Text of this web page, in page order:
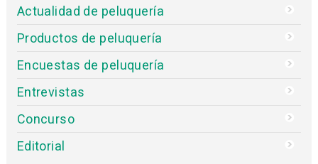
Actualidad de peluquería
Productos de peluquería
Encuestas de peluquería
Entrevistas
Concurso
Editorial